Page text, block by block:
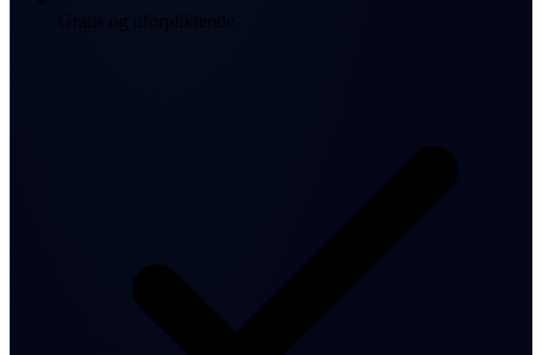
Gratis og uforpliktende